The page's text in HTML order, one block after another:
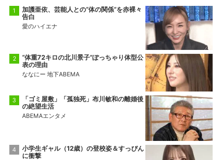
加護亜依、芸能人との“体の関係”を赤裸々
告白
愛のハイエナ
“体重72キロの北川景子”ぽっちゃり体型公
表の理由
ななにー 地下ABEMA
「ゴミ屋敷」「孤独死」布川敏和の離婚後
の絶望生活
ABEMAエンタメ
小学生ギャル（12歳）の登校姿＆すっぴん
に衝撃